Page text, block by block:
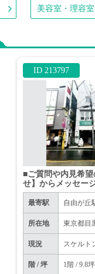
美容室・理容室
ID 213797
■ご質問や内見希
せ】からメッセー
■※お電話はお控え
最寄駅 自由が丘
所在地 東京都目
現況 スケルト
階 / 坪 1階 / 9.8坪